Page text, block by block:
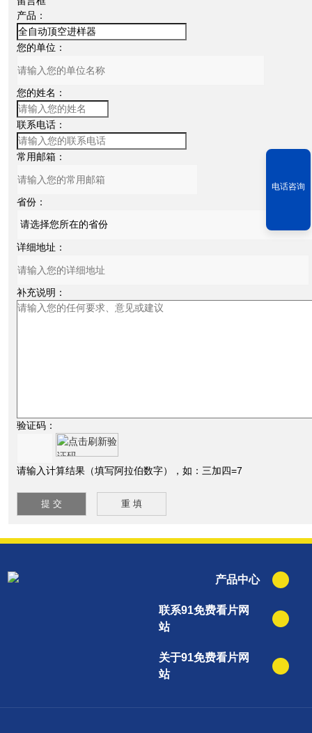
产品：
您的单位：
您的姓名：
联系电话：
常用邮箱：
省份：
详细地址：
补充说明：
验证码：
请输入计算结果（填写阿拉伯数字），如：三加四=7
产品中心
联系91免费看片网
站
关于91免费看片网
站
电话咨询